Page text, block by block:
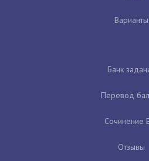
Варианты
Банк
Перевод
Сочинение
Отзывы